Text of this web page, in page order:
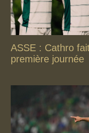
ASSE : Cathro
première journée